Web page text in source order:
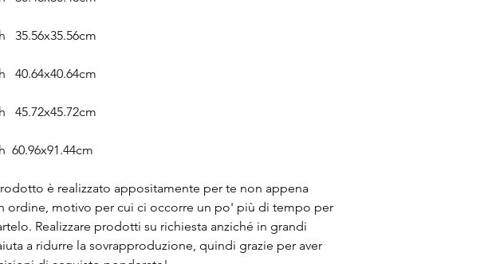
35.56x35.56cm
40.64x40.64cm
45.72x45.72cm
60.96x91.44cm
è realizzato appositamente per te non appena
ordine, motivo per cui ci occorre un po' più di tempo per
Realizzare prodotti su richiesta anziché in grandi
a ridurre la sovrapproduzione, quindi grazie per aver